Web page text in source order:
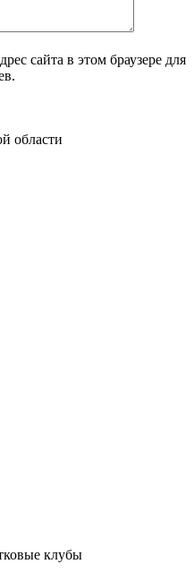
сайта в этом браузере для
области
клубы